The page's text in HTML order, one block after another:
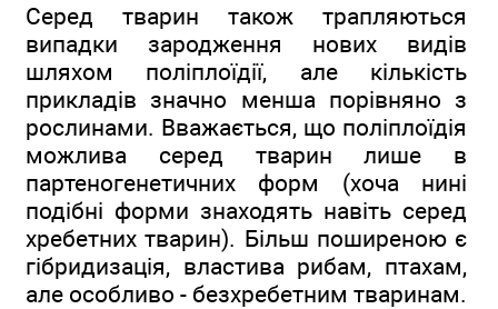
Серед тварин також трапляються
випадки зародження нових видів
шляхом поліплоїдії, але кількість
прикладів значно менша порівняно з
рослинами. Вважається, що поліплоїдія
можлива серед тварин лише в
партеногенетичних форм (хоча нині
подібні форми знаходять навіть серед
хребетних тварин). Більш поширеною є
гібридизація, властива рибам, птахам,
але особливо - безхребетним тваринам.